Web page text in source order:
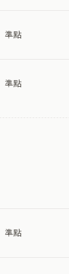
準點
準點
準點